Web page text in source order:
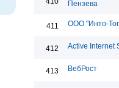
Пензева
411 ООО "Инто-
412 Active Internet
413 ВебРост